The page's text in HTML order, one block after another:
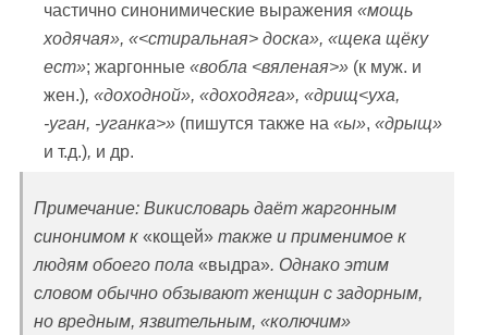
частично синонимические выражения«мощь
ходячая», «<стиральная> доска», «щека щёку
ест»; жаргонные«вобла <вяленая>» (к муж. и
жен.), «доходной», «доходяга», «дрищ<уха,
-уган, -уганка>» (пишутся также на«ы»,«дрыщ»
и т.д.), и др.
Примечание: Викисловарь даёт жаргонным
синонимом к «кощей» также и применимое к
людям обоего пола «выдра». Однако этим
словом обычно обзывают женщин с задорным,
но вредным, язвительным, «колючим»